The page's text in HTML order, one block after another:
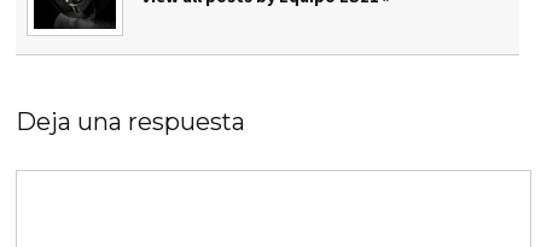
Deja una respuesta